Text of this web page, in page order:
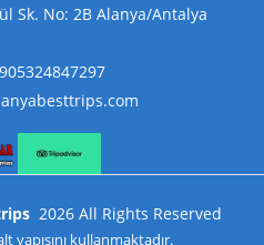
Sk. No: 2B Alanya/Antalya
2026 All Rights Reserved
yapısını kullanmaktadır.